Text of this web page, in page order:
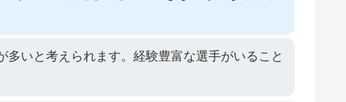
いと考えられます。経験豊富な選手がいること